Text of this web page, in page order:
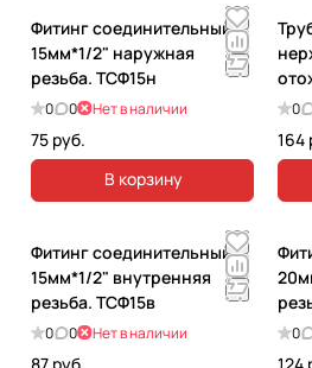
Фитинг соединительный
15мм*1/2" наружная
резьба. ТСФ15н
0 0 Нет в наличии
75 руб.
В корзину
0
164
Фитинг соединительный
15мм*1/2" внутренняя
резьба. ТСФ15в
0 0 Нет в наличии 0